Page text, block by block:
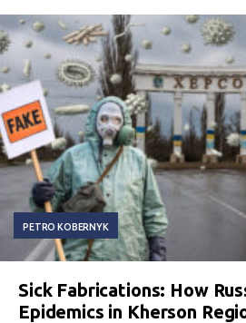
PETRO KOBERNYK
Sick Fabrications: How
Epidemics in Kherson